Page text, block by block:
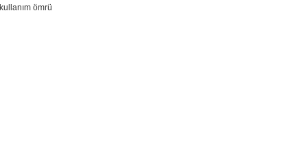
ömrü